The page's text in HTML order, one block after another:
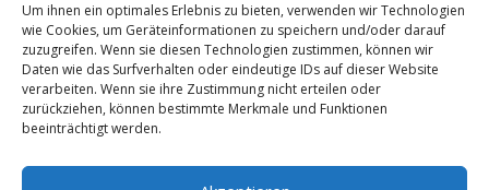
Um ihnen ein optimales Erlebnis zu bieten, verwenden wir Technologien
wie Cookies, um Geräteinformationen zu speichern und/oder darauf
zuzugreifen. Wenn sie diesen Technologien zustimmen, können wir
Daten wie das Surfverhalten oder eindeutige IDs auf dieser Website
verarbeiten. Wenn sie ihre Zustimmung nicht erteilen oder
zurückziehen, können bestimmte Merkmale und Funktionen
beeinträchtigt werden.